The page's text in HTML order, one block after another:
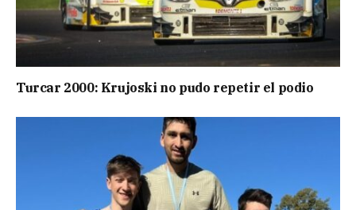
Turcar 2000: Krujoski no pudo repetir el podio